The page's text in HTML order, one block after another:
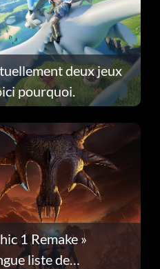
deux jeux
pourquoi.
1 Remake »
liste de